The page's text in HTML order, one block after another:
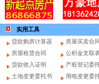
实用工具
贷款购房计算器
房屋买卖合同
房屋租赁合同
公积金支取
贷款收入证明
产权登记委
土地变更委托书
用电变更委